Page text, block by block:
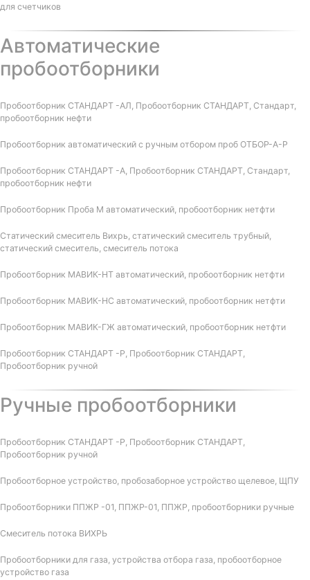
для счетчиков
Автоматические
пробоотборники
Пробоотборник СТАНДАРТ -АЛ, Пробоотборник СТАНДАРТ, Стандарт,
пробоотборник нефти
Пробоотборник автоматический с ручным отбором проб ОТБОР-А-Р
Пробоотборник СТАНДАРТ -А, Пробоотборник СТАНДАРТ, Стандарт,
пробоотборник нефти
Пробоотборник Проба М автоматический, пробоотборник нетфти
Статический смеситель Вихрь, статический смеситель трубный,
статический смеситель, смеситель потока
Пробоотборник МАВИК-НТ автоматический, пробоотборник нетфти
Пробоотборник МАВИК-НС автоматический, пробоотборник нетфти
Пробоотборник МАВИК-ГЖ автоматический, пробоотборник нетфти
Пробоотборник СТАНДАРТ -Р, Пробоотборник СТАНДАРТ,
Пробоотборник ручной
Ручные пробоотборники
Пробоотборник СТАНДАРТ -Р, Пробоотборник СТАНДАРТ,
Пробоотборник ручной
Пробоотборное устройство, пробозаборное устройство щелевое, ЩПУ
Пробоотборники ППЖР -01, ППЖР-01, ППЖР, пробоотборники ручные
Смеситель потока ВИХРЬ
Пробоотборники для газа, устройства отбора газа, пробоотборное
устройство газа